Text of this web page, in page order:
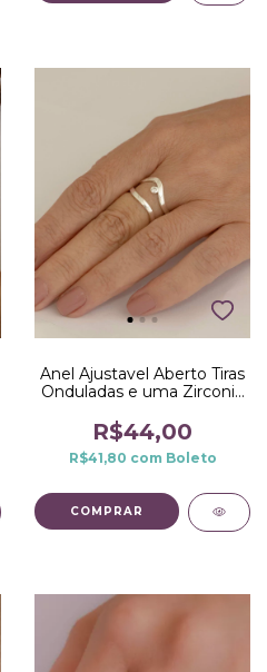
Anel Ajustavel Aberto Tiras
Onduladas e uma Zirconia
R$44,00
R$41,80 com Boleto